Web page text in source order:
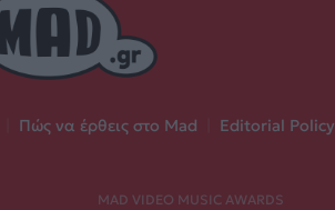
Πώς να έρθεις στο Mad Editorial Policy
MAD VIDEO MUSIC AWARDS